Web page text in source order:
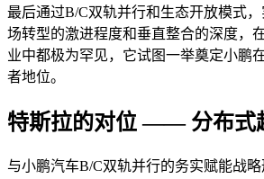
最后通过B/C双轨并行和生态开放模式
场转型的激进程度和垂直整合的深度，
业中都极为罕见，它试图一举奠定小鹏
者地位。
特斯拉的对位 —— 分布式
与小鹏汽车B/C双轨并行的务实赋能战